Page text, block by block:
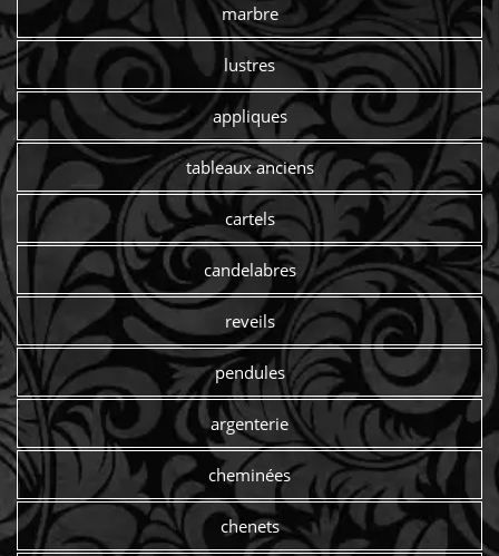
marbre
lustres
appliques
tableaux anciens
cartels
candelabres
reveils
pendules
argenterie
cheminées
chenets